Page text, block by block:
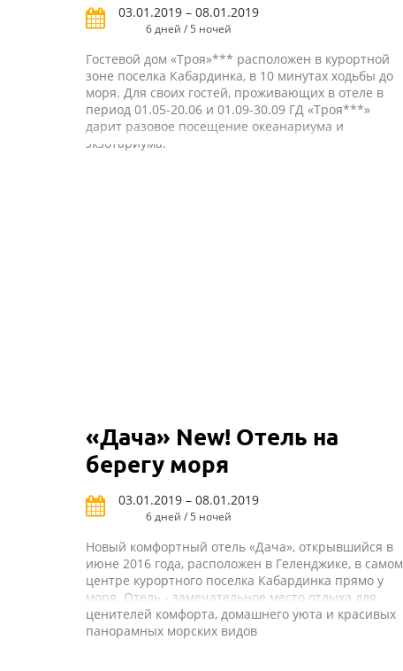
03.01.2019 – 08.01.2019
6 дней / 5 ночей
Гостевой дом «Троя»*** расположен в курортной
зоне поселка Кабардинка, в 10 минутах ходьбы до
моря. Для своих гостей, проживающих в отеле в
период 01.05-20.06 и 01.09-30.09 ГД «Троя***»
дарит разовое посещение океанариума и
экзотариума.
«Дача» New! Отель на
берегу моря
03.01.2019 – 08.01.2019
6 дней / 5 ночей
Новый комфортный отель «Дача», открывшийся в
июне 2016 года, расположен в Геленджике, в самом
центре курортного поселка Кабардинка прямо у
моря. Отель - замечательное место отдыха для
ценителей комфорта, домашнего уюта и красивых
панорамных морских видов